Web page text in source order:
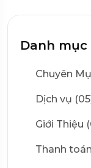
Danh mục
Chuyên
Dịch vụ
Giới Thiệu
Thanh